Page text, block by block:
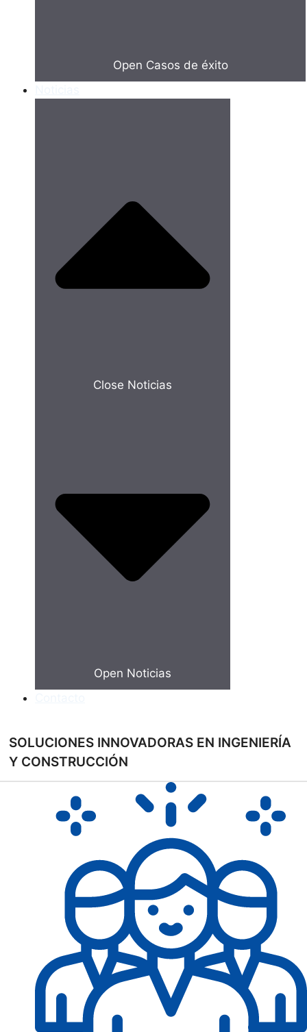
Open Casos de éxito
Close Noticias
Open Noticias
SOLUCIONES INNOVADORAS EN INGENIERÍA
Y CONSTRUCCIÓN